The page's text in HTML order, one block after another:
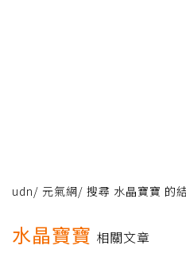
udn/ 元氣網/ 搜尋 水晶寶寶 的
水晶寶寶 相關文章